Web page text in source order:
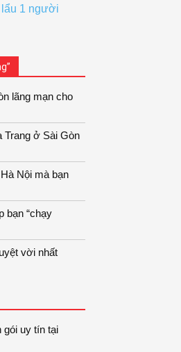
lẩu 1 người
lãng mạn cho
Trang ở Sài Gòn
Nội mà bạn
bạn “chạy
vời nhất
gói uy tín tại